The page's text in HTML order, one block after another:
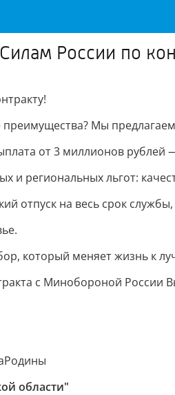
России по
Мы
от 3 миллионов
и региональных льгот:
отпуск на весь срок
который меняет жизнь к
с Минобороной России
области"